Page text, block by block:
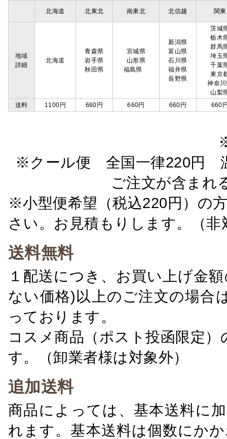
北海道 北東北 南東北 北信越 関東
地域
詳細
北海道
青森県
岩手県
秋田県
宮城県
山形県
福島県
新潟県
富山県
石川県
福井県
長野県
茨城
栃木
群馬
埼玉
千葉
東京
神奈
山梨
送料
1100円 660円 660円 660円 660
※クール便 全国一律220円
ご注文が含ま
※小型便希望（税込220円）の
さい。お見積もりします。（非
送料無料
１配送につき、お買い上げ金
ない価格)以上のご注文の場合
っております。
コスメ商品（ポスト投函限定
す。（卸業者様は対象外）
追加送料
商品によっては、基本送料に
れます。基本送料は個数にか